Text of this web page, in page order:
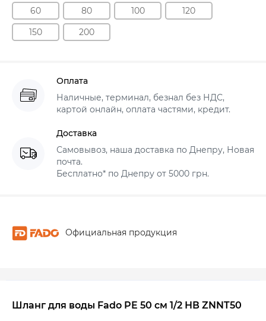
60
80 100
120
150
200
Оплата
Наличные, терминал, безнал без НДС,
картой онлайн, оплата частями, кредит.
Доставка
Самовывоз, наша доставка по Днепру, Новая
почта.
Бесплатно* по Днепру от 5000 грн.
Официальная продукция
Шланг для воды Fado PE 50 см 1/2 НВ ZNNT50